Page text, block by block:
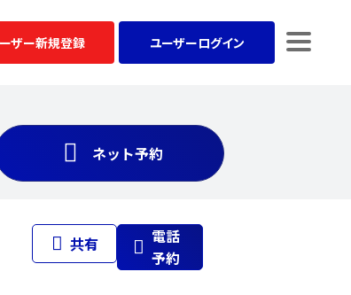
ザー新規登録 ユーザーログイン
ネット予約
共有
電話
予約